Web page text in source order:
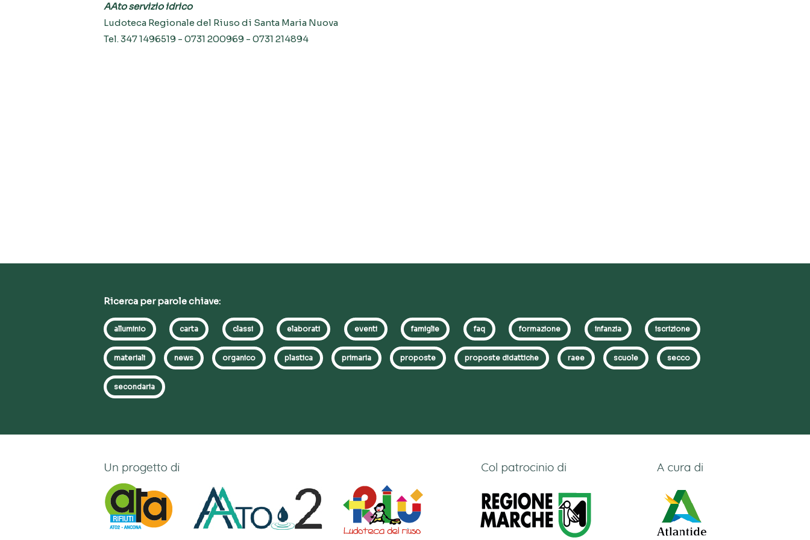
AAto servizio idrico
Ludoteca Regionale del Riuso di Santa Maria Nuova
Tel. 347 1496519 - 0731 200969 - 0731 214894
Ricerca per parole chiave:
alluminio carta classi elaborati eventi famiglie faq formazione infanzia iscrizione
materiali news organico plastica primaria proposte proposte didattiche raee scuole secco
secondaria